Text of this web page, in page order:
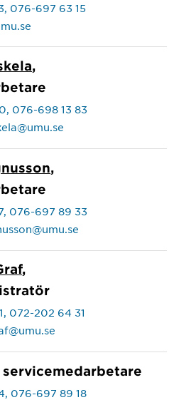
076-697 63 15
,
076-698 13 83
,
076-697 89 33
,
072-202 64 31
servicemedarbetare
076-697 89 18